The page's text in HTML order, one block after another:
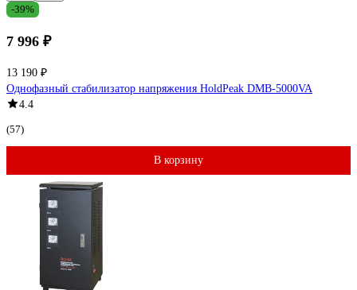
-39%
7 996 ₽
13 190 ₽
Однофазный стабилизатор напряжения HoldPeak DMB-5000VA
4.4
(57)
В корзину